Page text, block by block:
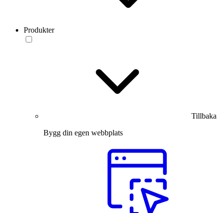
Produkter
Tillbaka
Bygg din egen webbplats